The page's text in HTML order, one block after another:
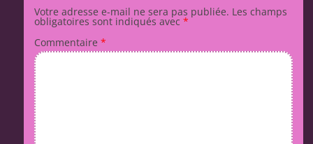
Votre adresse e-mail ne sera pas publiée. Les champs
obligatoires sont indiqués avec *
Commentaire *